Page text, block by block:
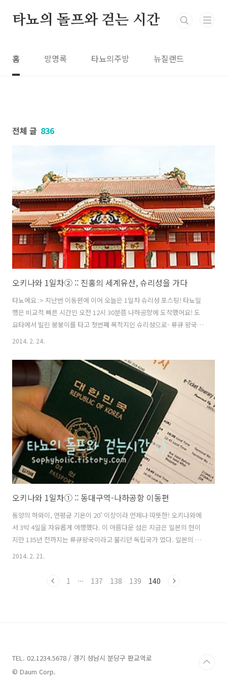
타뇨의 돌프와 걷는 시간
홈 방명록 타뇨의주방 뉴질랜드
전체 글 836
오키나와 1일차② :: 진홍의 세계유산, 슈리성을 가다
타뇨에요 :> 지난번 이동편에 이어 오늘은 1일차 슈리성 포스팅! 타뇨일
행은 비교적 빠른 시간인 오전 12시 30분쯤 나하공항에 도착했어요! 도
요타에서 빌린 붕붕이를 타고 첫번째 목적지인 슈리성으로- 류큐 왕국의
번영를 말해 주는 진홍의 세계 유산- 슈리성은 류큐 왕국의 수많은 흥망
그 당시 류큐왕국은 중국, 일본, 조선, 동남아시아 국가들과 활발한 교역
을 펼쳤고 교역의 중심에는 슈리성이 있었어요 :> 류큐의 사령탑이자 왕
과 왕족들이 사는 화려한 왕조 문화공간이였던 슈리성! 아쉽게도 1945년
오키나와 전투에서 잿더미로 변했죠 BUT 1992년 오키나와 본토 복귀
20주년을 기념하여 복원되었습니다! 2000년 2월에는 세계문화유..
2014. 2. 24.
오키나와 1일차① :: 동대구역-나하공항 이동편
동양의 하와이, 연평균 기온이 20˚ 이상이라 언제나 따뜻한! 오키나와에
서 3박 4일을 자유롭게 여행했다. 이 아름다운 섬은 지금은 일본의 현이
지만 135년 전까지는 류큐왕국이라고 불리던 독립국가 였다. 일본의 침
략과 태평양전쟁의 영향으로 인해 오키나와에서는 류쿠, 일본, 미국 3개
일본이지만 일본스럽지 않았다. 너무나도 따뜻하고 싹싹했던 오키나와
2014. 2. 21.
1 ··· 137 138 139 140
TEL. 02.1234.5678 / 경기 성남시 분당구 판교역로
© Daum Corp.